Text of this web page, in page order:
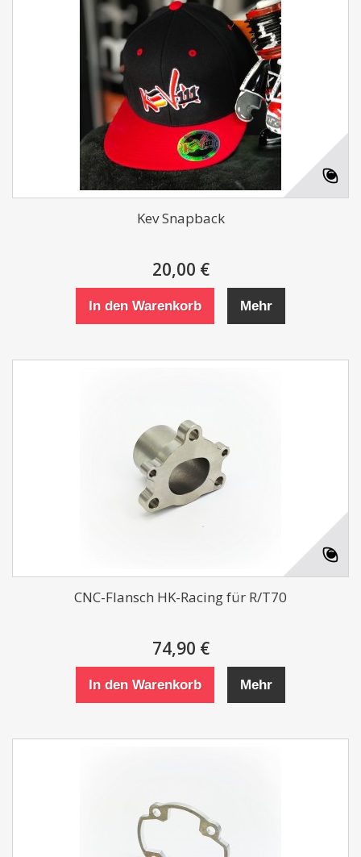
Kev Snapback
20,00 €
In den Warenkorb Mehr
CNC-Flansch HK-Racing für R/T70
74,90 €
In den Warenkorb Mehr